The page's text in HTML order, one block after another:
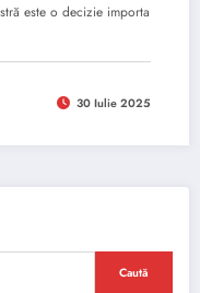
este o decizie importa
30 Iulie 2025
Caută